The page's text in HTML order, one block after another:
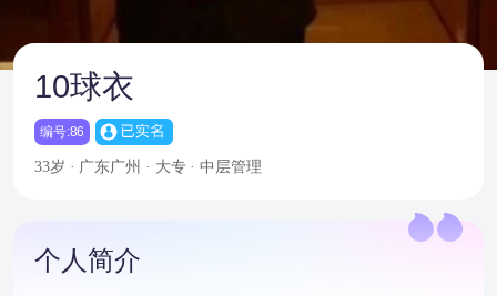
10球衣
编号:86
33岁 · 广东广州 · 大专 · 中层管理
个人简介